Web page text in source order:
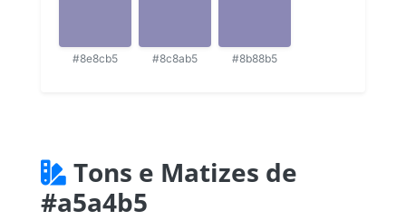
#8e8cb5 #8c8ab5 #8b88b5
Tons e Matizes de
#a5a4b5